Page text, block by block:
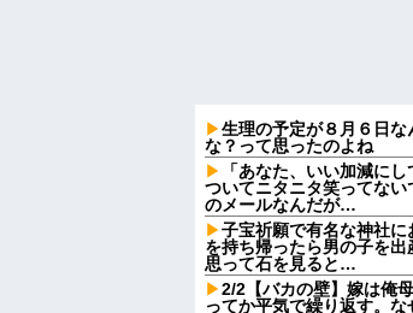
生理の予定が８月６日
な？って思ったのよね
「あなた、いい加減に
ついてニタニタ笑ってな
のメールなんだが…
子宝祈願で有名な神社
を持ち帰ったら男の子を
思って石を見ると…
2/2【バカの壁】嫁は俺
ってか平気で繰り返す。